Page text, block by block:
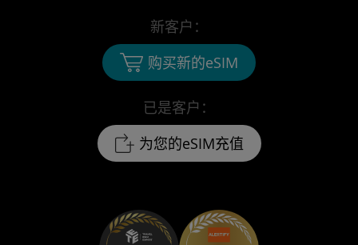
已是客户：
为您的eSIM充值
新客户：
购买新的eSIM